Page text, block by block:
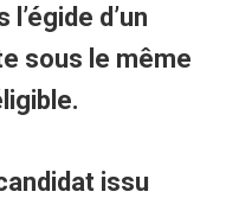
d’un
sous le même
issu